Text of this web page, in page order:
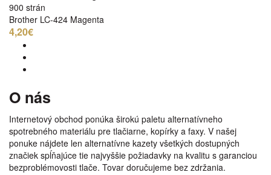
900 strán
Brother LC-424 Magenta
4,20€
O nás
Internetový obchod ponúka širokú paletu alternatívneho
spotrebného materiálu pre tlačiarne, kopírky a faxy. V našej
ponuke nájdete len alternatívne kazety všetkých dostupných
značiek spĺňajúce tie najvyššie požiadavky na kvalitu s garanciou
bezproblémovosti tlače. Tovar doručujeme bez zdržania.